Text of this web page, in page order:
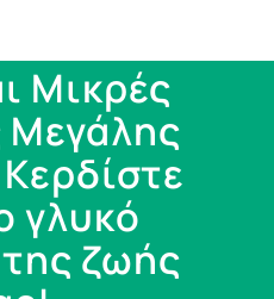
Μικρές
Μεγάλης
γλυκό
ζωής